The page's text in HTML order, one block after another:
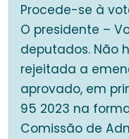
Procede-se à
O presidente –
deputados. Não
rejeitada a
aprovado, em
95 2023 na
Comissão de